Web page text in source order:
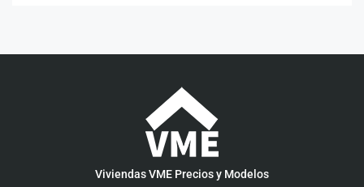
Viviendas VME Precios y Modelos